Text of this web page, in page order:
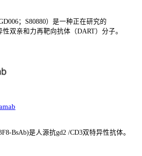
；S80880）是一种正在研究的
性双亲和力再靶向抗体（DART）分子。
BsAb)是人源抗gd2 /CD3双特异性抗体。